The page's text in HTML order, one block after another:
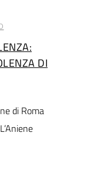
DI
di Roma